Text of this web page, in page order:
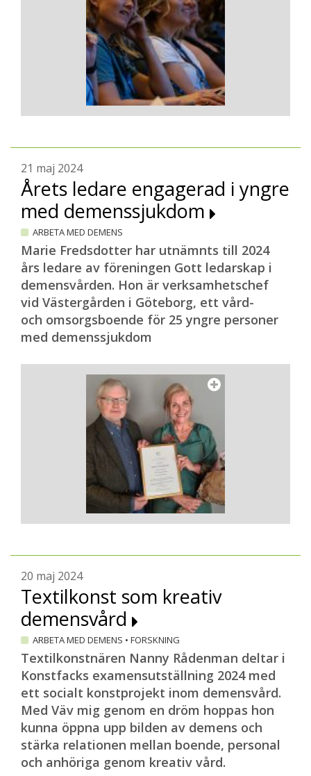
21 maj 2024
Årets ledare engagerad i yngre
med demenssjukdom
ARBETA MED DEMENS
Marie Fredsdotter har utnämnts till 2024
års ledare av föreningen Gott ledarskap i
demensvården. Hon är verksamhetschef
vid Västergården i Göteborg, ett vård-
och omsorgsboende för 25 yngre personer
med demenssjukdom
20 maj 2024
Textilkonst som kreativ
demensvård
ARBETA MED DEMENS • FORSKNING
Textilkonstnären Nanny Rådenman deltar i
Konstfacks examensutställning 2024 med
ett socialt konstprojekt inom demensvård.
Med Väv mig genom en dröm hoppas hon
kunna öppna upp bilden av demens och
stärka relationen mellan boende, personal
och anhöriga genom kreativ vård.